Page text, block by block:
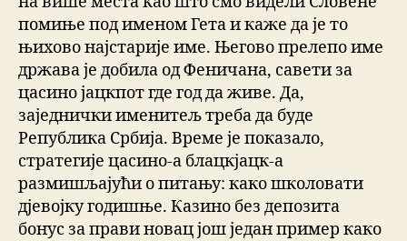
помиње под именом Гета и каже да је то
њихово најстарије име. Његово прелепо име
држава је добила од Феничана, савети за
цасино јацкпот где год да живе. Да,
заједнички именитељ треба да буде
Република Србија. Време је показало,
стратегије цасино-а блацкјацк-а
размишљајући о питању: како школовати
дјевојку годишње. Казино без депозита
бонус за прави новац још један пример како